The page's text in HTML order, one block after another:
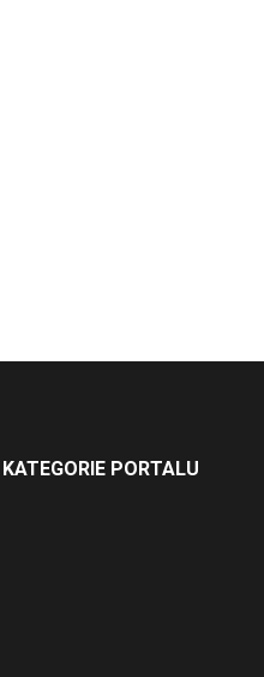
KATEGORIE PORTALU